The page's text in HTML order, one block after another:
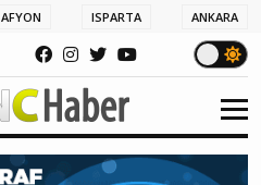
AFYON ISPARTA ANKARA